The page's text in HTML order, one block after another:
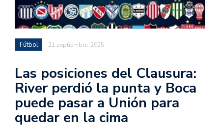
Fútbol 21 septiembre, 2025
Las posiciones del Clausura:
River perdió la punta y Boca
puede pasar a Unión para
quedar en la cima